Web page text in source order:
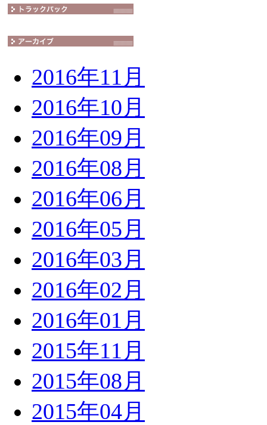
2016年11月
2016年10月
2016年09月
2016年08月
2016年06月
2016年05月
2016年03月
2016年02月
2016年01月
2015年11月
2015年08月
2015年04月